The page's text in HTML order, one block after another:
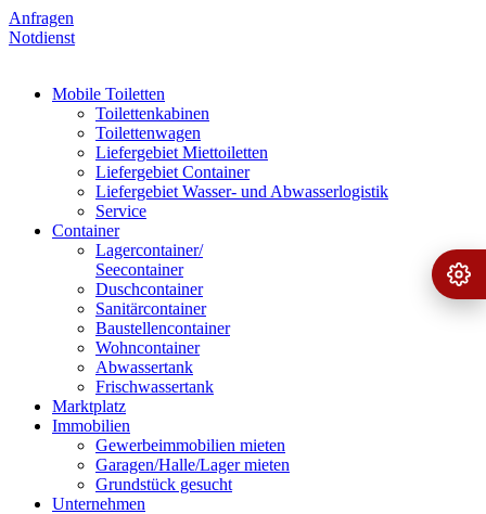
Anfragen
Notdienst
Mobile Toiletten
Toilettenkabinen
Toilettenwagen
Liefergebiet Miettoiletten
Liefergebiet Container
Liefergebiet Wasser- und Abwasserlogistik
Service
Container
Lagercontainer/
Seecontainer
Duschcontainer
Sanitärcontainer
Baustellencontainer
Wohncontainer
Abwassertank
Frischwassertank
Marktplatz
Immobilien
Gewerbeimmobilien mieten
Garagen/Halle/Lager mieten
Grundstück gesucht
Unternehmen
›